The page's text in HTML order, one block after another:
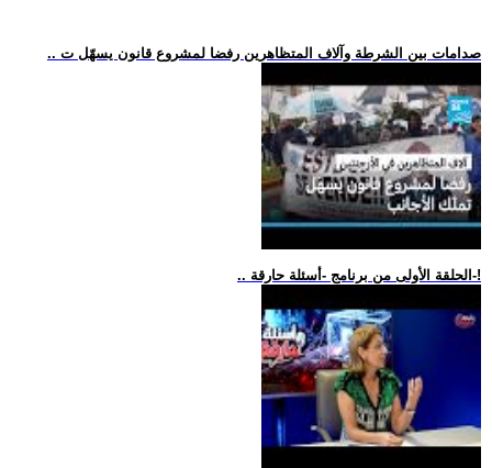
.. صدامات بين الشرطة وآلاف المتظاهرين رفضا لمشروع قانون يسهّل ت
.. الحلقة الأولى من برنامج -أسئلة حارقة-!